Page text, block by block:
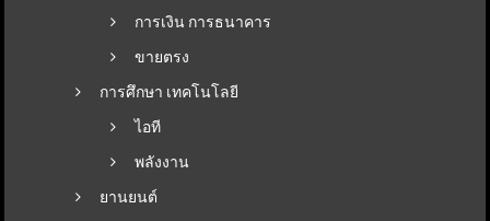
การเงิน การธนาคาร
ขายตรง
การศึกษา เทคโนโลยี
ไอที
พลังงาน
ยานยนต์